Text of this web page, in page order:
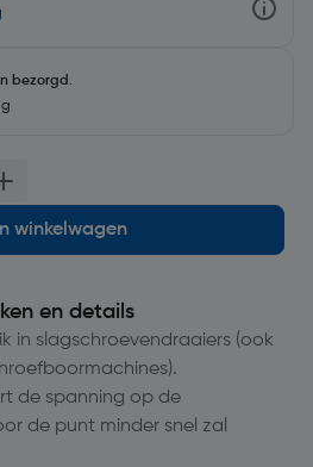
bezorgd .
In winkelwagen
en details
in slagschroevendraaiers (ook
de spanning op de
de punt minder snel zal